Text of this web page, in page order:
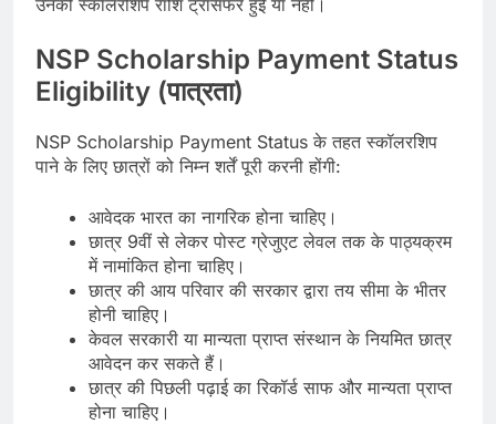
NSP Scholarship Payment Status
Eligibility (पात्रता)
NSP Scholarship Payment Status के तहत स्कॉलरशिप
पाने के लिए छात्रों को निम्न शर्तें पूरी करनी होंगी:
आवेदक भारत का नागरिक होना चाहिए।
छात्र 9वीं से लेकर पोस्ट ग्रेजुएट लेवल तक के पाठ्यक्रम
में नामांकित होना चाहिए।
छात्र की आय परिवार की सरकार द्वारा तय सीमा के भीतर
होनी चाहिए।
केवल सरकारी या मान्यता प्राप्त संस्थान के नियमित छात्र
आवेदन कर सकते हैं।
छात्र की पिछली पढ़ाई का रिकॉर्ड साफ और मान्यता प्राप्त
होना चाहिए।